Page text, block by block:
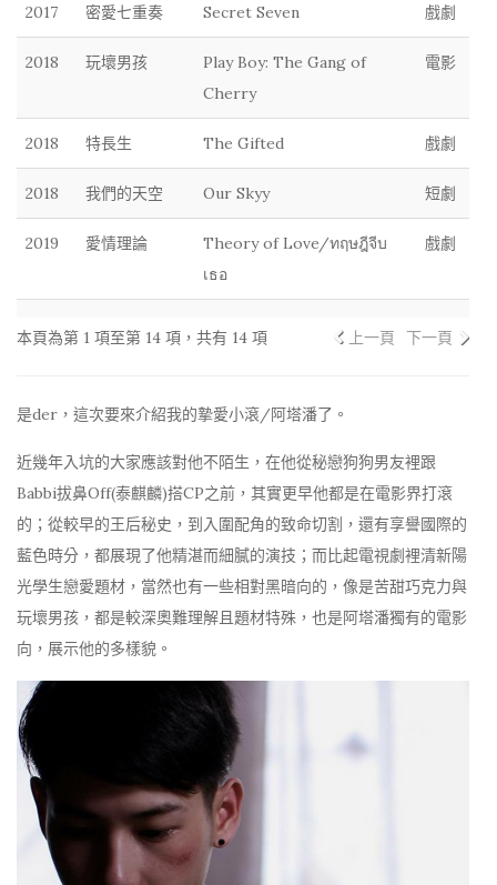
2017 密愛七重奏 Secret Seven 戲劇
2018 玩壞男孩
Play Boy: The Gang of
Cherry
電影
2018 特長生 The Gifted 戲劇
2018 我們的天空 Our Skyy 短劇
2019 愛情理論
Theory of Love/ทฤษฎีจีบ
เธอ
戲劇
本頁為第 1 項至第 14 項，共有 14 項 上一頁 下一頁
是der，這次要來介紹我的摯愛小滾/阿塔潘了。
近幾年入坑的大家應該對他不陌生，在他從秘戀狗狗男友裡跟
Babbi拔鼻Off(泰麒麟)搭CP之前，其實更早他都是在電影界打滾
的；從較早的王后秘史，到入圍配角的致命切割，還有享譽國際的
藍色時分，都展現了他精湛而細膩的演技；而比起電視劇裡清新陽
光學生戀愛題材，當然也有一些相對黑暗向的，像是苦甜巧克力與
玩壞男孩，都是較深奧難理解且題材特殊，也是阿塔潘獨有的電影
向，展示他的多樣貌。